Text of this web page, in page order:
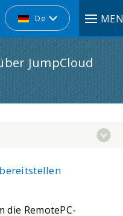
De
JumpCloud
die RemotePC-